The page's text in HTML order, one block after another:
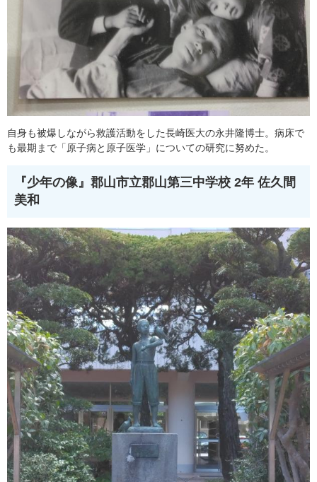
自身も被爆しながら救護活動をした長崎医大の永井隆博士。病床で
も最期まで「原子病と原子医学」についての研究に努めた。
『少年の像』 郡山市立郡山第三中学校 2年 佐久間
美和​